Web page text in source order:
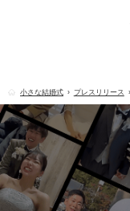
小さな結婚式 プレスリリース